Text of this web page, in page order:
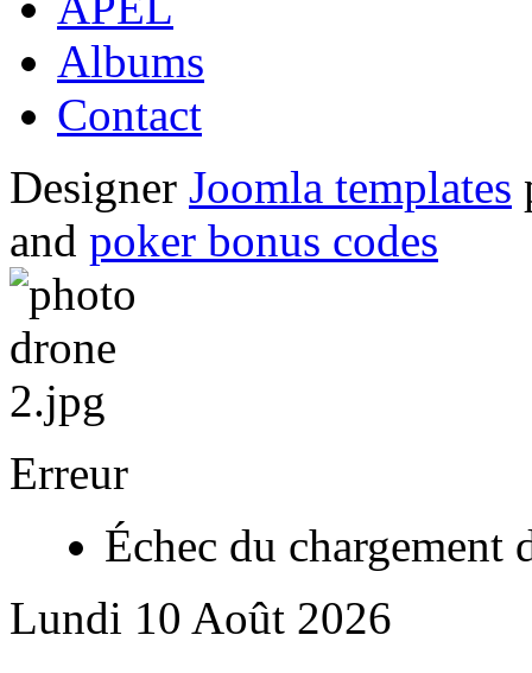
Albums
Contact
Designer Joomla templates
and poker bonus codes
Erreur
Échec du chargement
Lundi 10 Août 2026